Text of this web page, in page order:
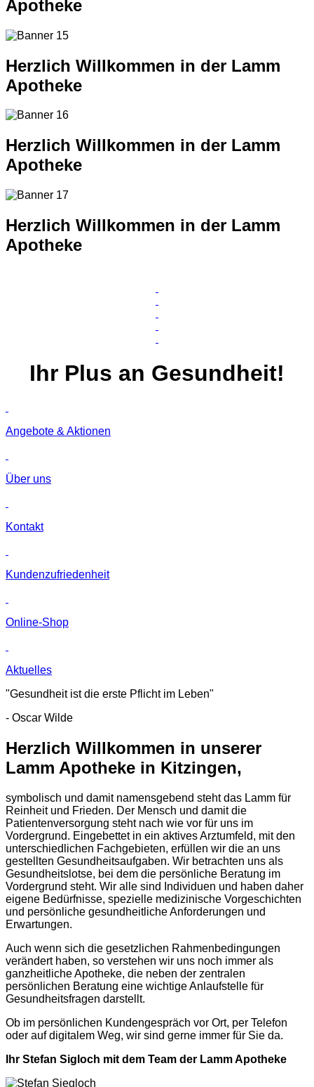
Apotheke
Herzlich Willkommen in der Lamm
Apotheke
Herzlich Willkommen in der Lamm
Apotheke
Herzlich Willkommen in der Lamm
Apotheke
Ihr Plus an Gesundheit!
Angebote & Aktionen
Über uns
Kontakt
Kunden­zufriedenheit
Online-Shop
Aktuelles
"Gesundheit ist die erste Pflicht im Leben"
- Oscar Wilde
Herzlich Willkommen in unserer
Lamm Apotheke in Kitzingen,
symbolisch und damit namensgebend steht das Lamm für
Reinheit und Frieden. Der Mensch und damit die
Patientenversorgung steht nach wie vor für uns im
Vordergrund. Eingebettet in ein aktives Arztumfeld, mit den
unterschiedlichen Fachgebieten, erfüllen wir die an uns
gestellten Gesundheitsaufgaben. Wir betrachten uns als
Gesundheitslotse, bei dem die persönliche Beratung im
Vordergrund steht. Wir alle sind Individuen und haben daher
eigene Bedürfnisse, spezielle medizinische Vorgeschichten
und persönliche gesundheitliche Anforderungen und
Erwartungen.
Auch wenn sich die gesetzlichen Rahmenbedingungen
verändert haben, so verstehen wir uns noch immer als
ganzheitliche Apotheke, die neben der zentralen
persönlichen Beratung eine wichtige Anlaufstelle für
Gesundheitsfragen darstellt.
Ob im persönlichen Kundengespräch vor Ort, per Telefon
oder auf digitalem Weg, wir sind gerne immer für Sie da.
Ihr Stefan Sigloch mit dem Team der Lamm Apotheke